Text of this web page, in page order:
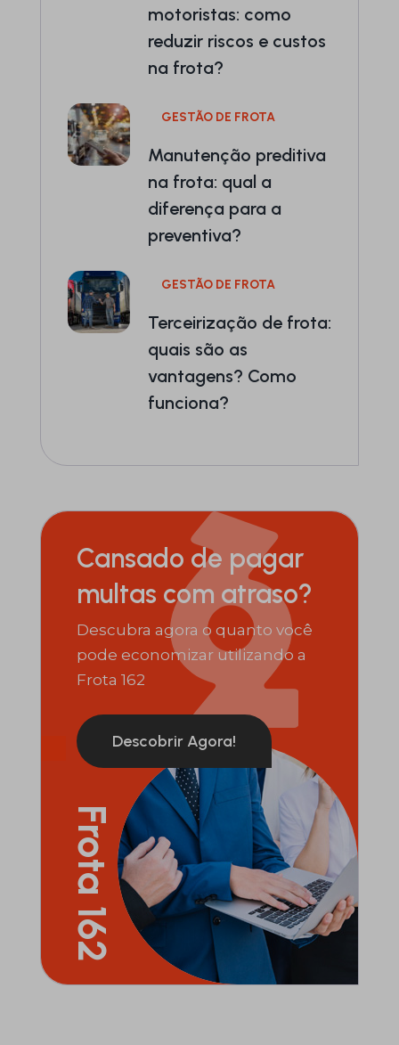
motoristas: como
reduzir riscos e custos
na frota?
GESTÃO DE FROTA
Manutenção preditiva
na frota: qual a
diferença para a
preventiva?
GESTÃO DE FROTA
Terceirização de frota:
quais são as
vantagens? Como
funciona?
Frota 162
Cansado de pagar
multas com atraso?
Descubra agora o quanto você
pode economizar utilizando a
Frota 162
Descobrir Agora!